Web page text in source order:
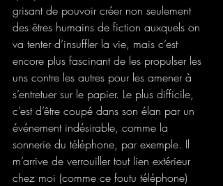
grisant de pouvoir créer non seulement
des êtres humains de fiction auxquels on
va tenter d’insuffler la vie, mais c’est
encore plus fascinant de les propulser les
uns contre les autres pour les amener à
s’entretuer sur le papier. Le plus difficile,
c’est d’être coupé dans son élan par un
événement indésirable, comme la
sonnerie du téléphone, par exemple. Il
m’arrive de verrouiller tout lien extérieur
chez moi (comme ce foutu téléphone)